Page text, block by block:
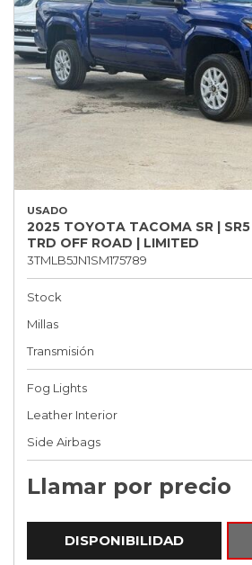
USADO
2025 TOYOTA TACOMA SR |
TRD OFF ROAD | LIMITED
3TMLB5JN1SM175789
Stock
Millas
Transmisión
Fog Lights
Leather Interior
Side Airbags
Llamar por precio
DISPONIBILIDAD